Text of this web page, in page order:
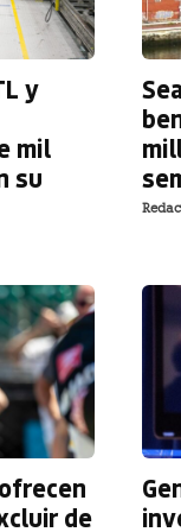
y
mil
su
de